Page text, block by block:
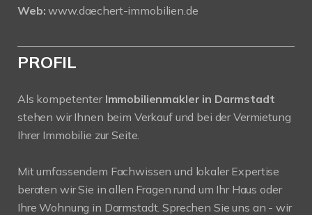
Web: www.daechert-immobilien.de
PROFIL
Als kompetenter Immobilienmakler in Darmstadt
stehen wir Ihnen beim Verkauf und bei der Vermietung
Ihrer Immobilie zur Seite.
Mit umfassendem Fachwissen und lokaler Expertise
beraten wir Sie in allen Fragen rund um Ihr Haus oder
Ihre Wohnung in Darmstadt. Sprechen Sie uns an - wir